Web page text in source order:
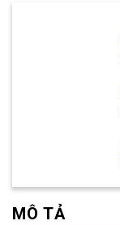
MÔ TẢ